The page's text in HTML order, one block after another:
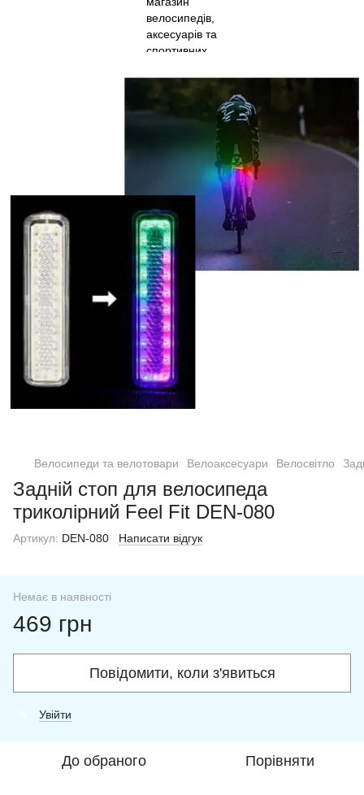
Велосипеди та велотовари Велоаксесуари Велосвітло
Задній стоп для велосипеда
триколірний Feel Fit DEN-080
Артикул: DEN-080 Написати відгук
Немає в наявності
469 грн
Повідомити, коли з'явиться
Увійти
До обраного Порівняти